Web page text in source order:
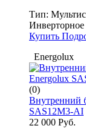
Тип:
Инверторное
Купить
Energolux
(0)
Внутренний
SAS12M3-AI
22 000 Руб.